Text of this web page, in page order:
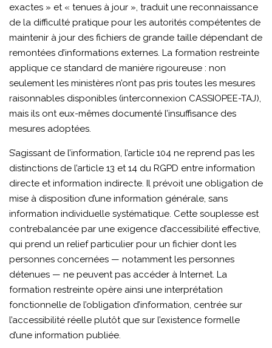
exactes » et « tenues à jour », traduit une reconnaissance
de la difficulté pratique pour les autorités compétentes de
maintenir à jour des fichiers de grande taille dépendant de
remontées d’informations externes. La formation restreinte
applique ce standard de manière rigoureuse : non
seulement les ministères n’ont pas pris toutes les mesures
raisonnables disponibles (interconnexion CASSIOPEE-TAJ),
mais ils ont eux-mêmes documenté l’insuffisance des
mesures adoptées.
S’agissant de l’information, l’article 104 ne reprend pas les
distinctions de l’article 13 et 14 du RGPD entre information
directe et information indirecte. Il prévoit une obligation de
mise à disposition d’une information générale, sans
information individuelle systématique. Cette souplesse est
contrebalancée par une exigence d’accessibilité effective,
qui prend un relief particulier pour un fichier dont les
personnes concernées — notamment les personnes
détenues — ne peuvent pas accéder à Internet. La
formation restreinte opère ainsi une interprétation
fonctionnelle de l’obligation d’information, centrée sur
l’accessibilité réelle plutôt que sur l’existence formelle
d’une information publiée.